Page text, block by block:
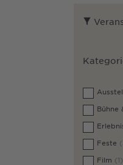
Bühne
Feste
Film (1)